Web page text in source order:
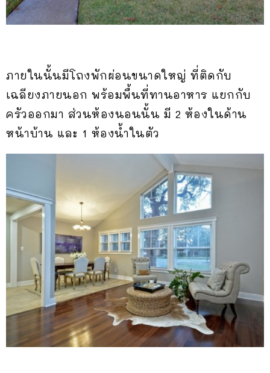
ภายในนั้นมีโถงพักผ่อนขนาดใหญ่ ที่ติดกับ
เฉลียงภายนอก พร้อมพื้นที่ทานอาหาร แยกกับ
ครัวออกมา ส่วนห้องนอนนั้น มี 2 ห้องในด้าน
หน้าบ้าน และ 1 ห้องน้ำในตัว